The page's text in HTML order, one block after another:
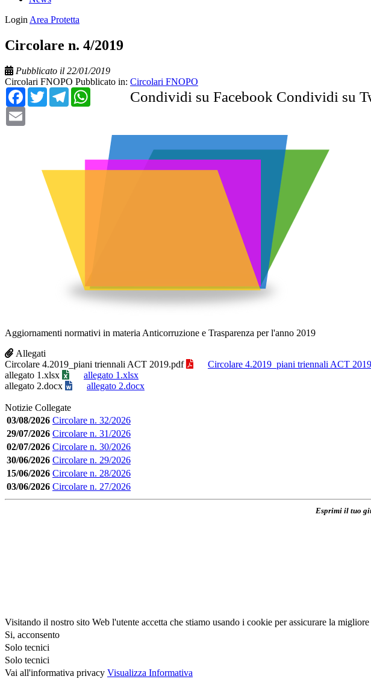
Login Area Protetta
Circolare n. 4/2019
Pubblicato il 22/01/2019
Circolari FNOPO Pubblicato in: Circolari FNOPO
Condividi su Facebook
Facebook Condividi su
TwitterTelegramWhatsApp
Email
Aggiornamenti normativi in materia Anticorruzione e Trasparenza per l'anno 2019
Allegati
Circolare 4.2019_piani triennali ACT 2019.pdf
Circolare 4.2019_piani triennali ACT
allegato 1.xlsx
allegato 1.xlsx
allegato 2.docx
allegato 2.docx
Notizie Collegate
03/08/2026 Circolare n. 32/2026
29/07/2026 Circolare n. 31/2026
02/07/2026 Circolare n. 30/2026
30/06/2026 Circolare n. 29/2026
15/06/2026 Circolare n. 28/2026
03/06/2026 Circolare n. 27/2026
Esprimi il tuo
Visitando il nostro sito Web l'utente accetta che stiamo usando i cookie per assicurare la
Si, acconsento
Solo tecnici
Solo tecnici
Vai all'informativa privacy Visualizza Informativa